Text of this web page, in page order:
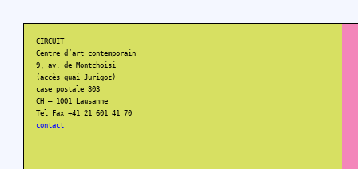
CIRCUIT
Centre d’art contemporain
9, av. de Montchoisi
(accès quai Jurigoz)
case postale 303
CH – 1001 Lausanne
Tel Fax +41 21 601 41 70
contact